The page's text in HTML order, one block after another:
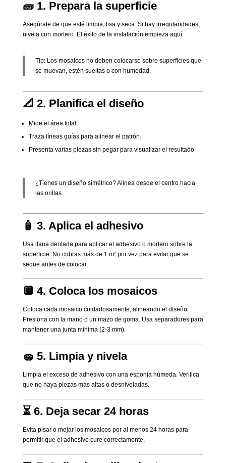
🧱 1. Prepara la superficie
Asegúrate de que esté limpia, lisa y seca. Si hay irregularidades,
nivela con mortero. El éxito de la instalación empieza aquí.
Tip: Los mosaicos no deben colocarse sobre superficies que
se muevan, estén sueltas o con humedad.
📐 2. Planifica el diseño
Mide el área total.
Traza líneas guías para alinear el patrón.
Presenta varias piezas sin pegar para visualizar el resultado.
¿Tienes un diseño simétrico? Alinea desde el centro hacia
las orillas.
🧴 3. Aplica el adhesivo
Usa llana dentada para aplicar el adhesivo o mortero sobre la
superficie. No cubras más de 1 m² por vez para evitar que se
seque antes de colocar.
🔲 4. Coloca los mosaicos
Coloca cada mosaico cuidadosamente, alineando el diseño.
Presiona con la mano o un mazo de goma. Usa separadores para
mantener una junta mínima (2-3 mm).
🧽 5. Limpia y nivela
Limpia el exceso de adhesivo con una esponja húmeda. Verifica
que no haya piezas más altas o desniveladas.
⏳ 6. Deja secar 24 horas
Evita pisar o mojar los mosaicos por al menos 24 horas para
permitir que el adhesivo cure correctamente.